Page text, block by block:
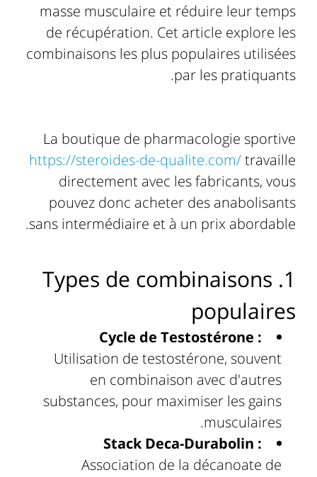
masse musculaire et réduire leur temps
de récupération. Cet article explore les
combinaisons les plus populaires utilisées
par les pratiquants.
La boutique de pharmacologie sportive
https://steroides-de-qualite.com/travaille
directement avec les fabricants, vous
pouvez donc acheter des anabolisants
sans intermédiaire et à un prix abordable.
1. Types de combinaisons
populaires
Cycle de Testostérone :
Utilisation de testostérone, souvent
en combinaison avec d'autres
substances, pour maximiser les gains
musculaires.
Stack Deca-Durabolin :
Association de la décanoate de